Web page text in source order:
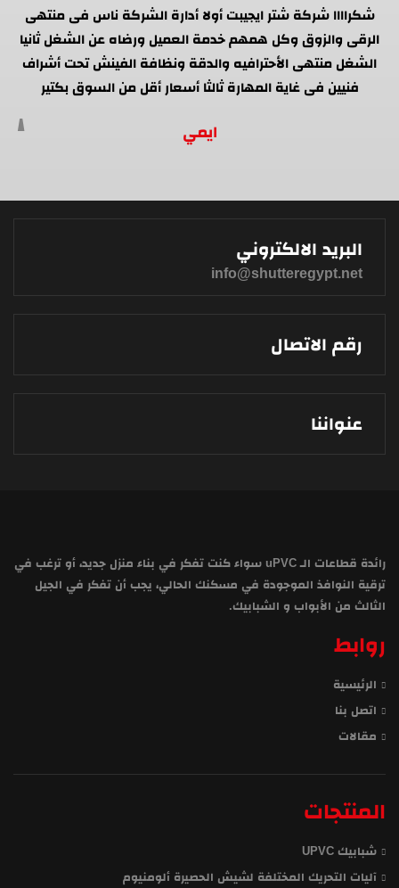
شكراااا شركة شتر ايجيبت أولا أدارة الشركة ناس فى منتهى
الرقى والزوق وكل همهم خدمة العميل ورضاه عن الشغل ثانيا
الشغل منتهى الأحترافيه والدقة ونظافة الفينش تحت أشراف
فنيين فى غاية المهارة ثالثا أسعار أقل من السوق بكتير
ايمي
البريد الالكتروني
info@shutteregypt.net
رقم الاتصال
عنواننا
رائدة قطاعات الـ uPVC سواء كنت تفكر في بناء منزل جديد، أو ترغب في
ترقية النوافذ الموجودة في مسكنك الحالي، يجب أن تفكر في الجيل
الثالث من الأبواب و الشبابيك.
روابط
الرئيسية
اتصل بنا
مقالات
المنتجات
شبابيك UPVC
آليات التحريك المختلفة لشيش الحصيرة ألومنيوم